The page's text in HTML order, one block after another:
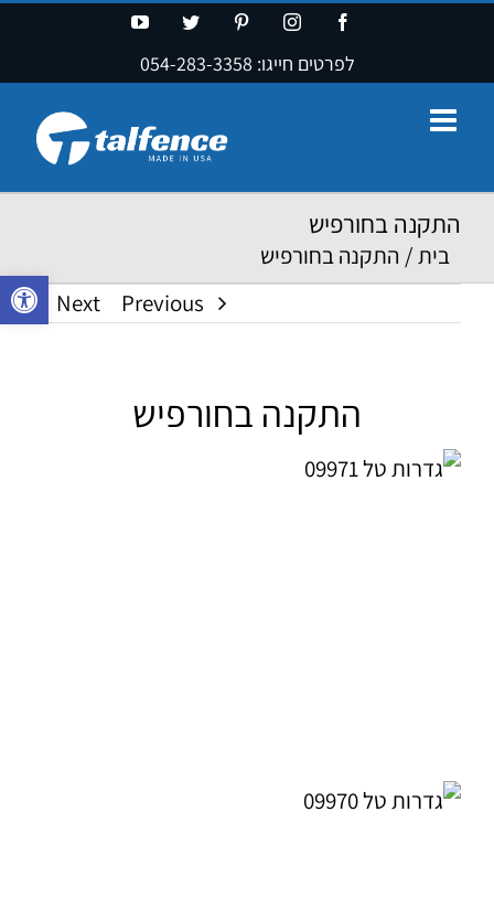
פתח
Facebook
Instagram
Pinterest
Twitter
YouTube
לפרטים חייגו: 054-283-3358
התקנה בחורפיש
בית/ התקנה בחורפיש
Previous
Next
התקנה בחורפיש